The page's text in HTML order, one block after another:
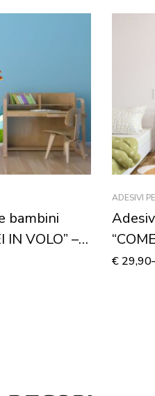
bambini
IN VOLO” –
ADESIVI
€29,90